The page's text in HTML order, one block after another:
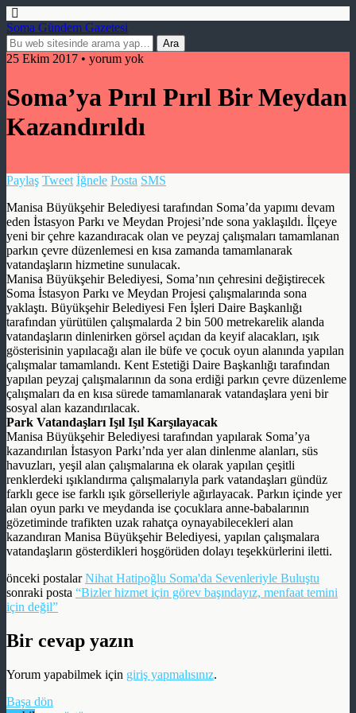
Soma Gündem Gazetesi
25 Ekim 2017 • yorum yok
Soma’ya Pırıl Pırıl Bir Meydan
Kazandırıldı
Paylaş Tweet İğnele Posta SMS
Manisa Büyükşehir Belediyesi tarafından Soma’da yapımı devam
eden İstasyon Parkı ve Meydan Projesi’nde sona yaklaşıldı. İlçeye
yeni bir çehre kazandıracak olan ve peyzaj çalışmaları tamamlanan
parkın çevre düzenlemesi en kısa zamanda tamamlanarak
vatandaşların hizmetine sunulacak.
Manisa Büyükşehir Belediyesi, Soma’nın çehresini değiştirecek
Soma İstasyon Parkı ve Meydan Projesi çalışmalarında sona
yaklaştı. Büyükşehir Belediyesi Fen İşleri Daire Başkanlığı
tarafından yürütülen çalışmalarda 2 bin 500 metrekarelik alanda
vatandaşların dinlenirken görsel açıdan da keyif alacakları, ışık
gösterisinin yapılacağı alan ile büfe ve çocuk oyun alanında yapılan
çalışmalar tamamlandı. Kent Estetiği Daire Başkanlığı tarafından
yapılan peyzaj çalışmalarının da sona erdiği parkın çevre düzenleme
çalışmaları da en kısa sürede tamamlanarak vatandaşlara yeni bir
sosyal alan kazandırılacak.
Park Vatandaşları Işıl Işıl Karşılayacak
Manisa Büyükşehir Belediyesi tarafından yapılarak Soma’ya
kazandırılan İstasyon Parkı’nda yer alan dinlenme alanları, süs
havuzları, yeşil alan çalışmalarına ek olarak yapılan çeşitli
renklerdeki ışıklandırma çalışmalarıyla park vatandaşları gündüz
farklı gece ise farklı ışık görselleriyle ağırlayacak. Parkın içinde yer
alan oyun parkı ve meydanda ise çocuklara anne-babalarının
gözetiminde trafikten uzak rahatça oynayabilecekleri alan
kazandıran Manisa Büyükşehir Belediyesi, yapılan çalışmalara
vatandaşların gösterdikleri hoşgörüden dolayı teşekkürlerini iletti.
önceki postalarNihat Hatipoğlu Soma'da Sevenleriyle Buluştu
sonraki posta “Bizler hizmet için görev başındayız, menfaat temini
için değil”
Bir cevap yazın
Yorum yapabilmek için giriş yapmalısınız.
Başa dön